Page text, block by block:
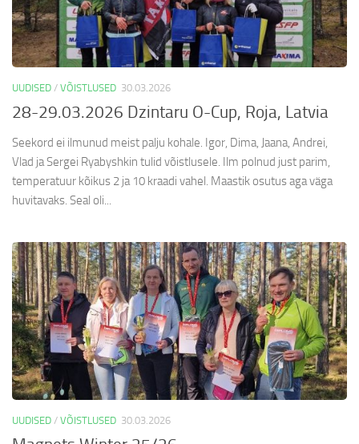
UUDISED / VÕISTLUSED 30.03.2026
28-29.03.2026 Dzintaru O-Cup, Roja, Latvia
Seekord ei ilmunud meist palju kohale. Igor, Dima, Jaana, Andrei,
Vlad ja Sergei Ryabyshkin tulid võistlusele. Ilm polnud just parim,
temperatuur kõikus 2 ja 10 kraadi vahel. Maastik osutus aga väga
huvitavaks. Seal oli...
UUDISED / VÕISTLUSED 30.03.2026